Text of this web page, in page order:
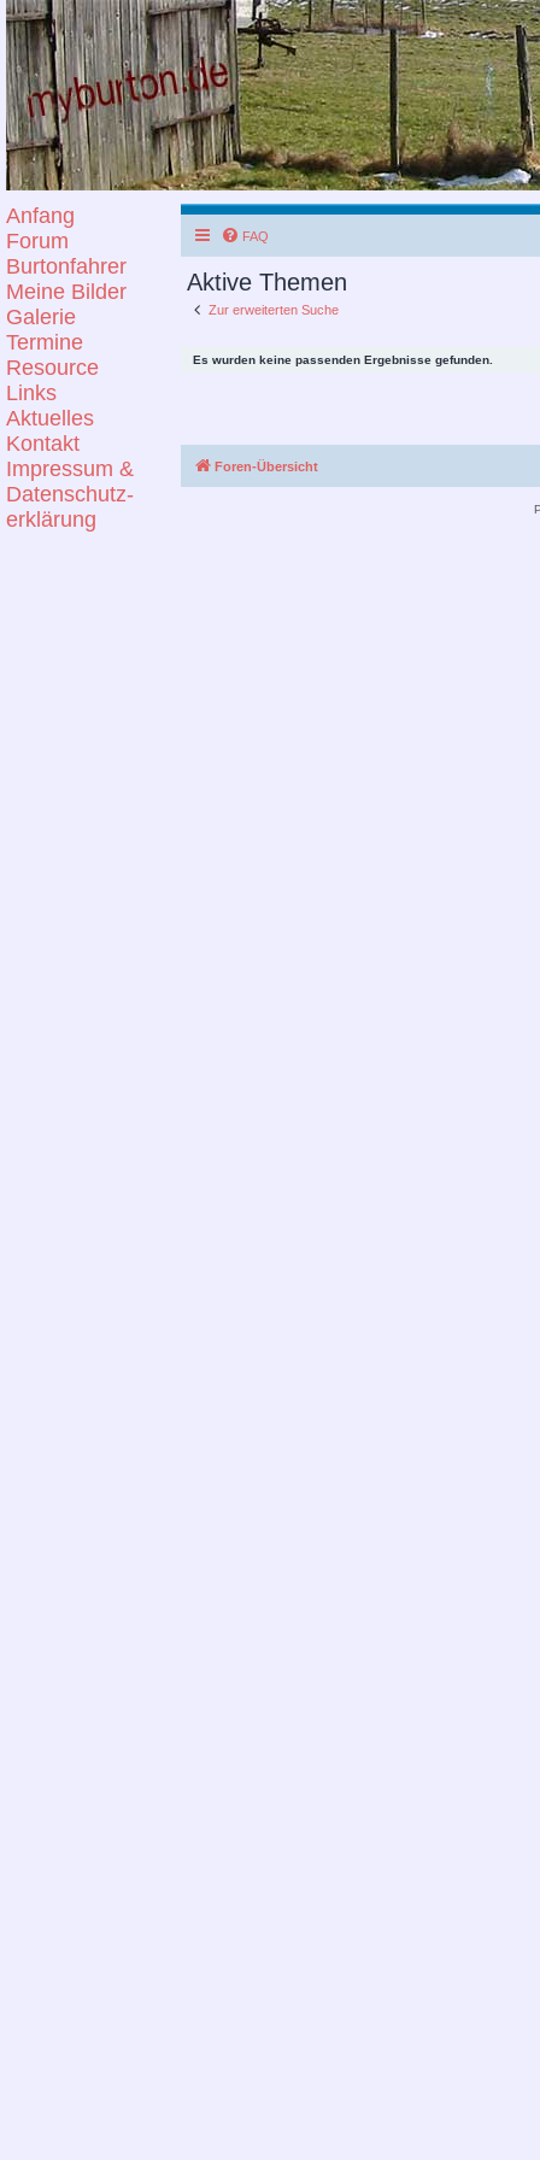
Anfang
Forum
Burtonfahrer
Meine Bilder
Galerie
Termine
Resource
Links
Aktuelles
Kontakt
Impressum &
Datenschutz-
erklärung
FAQ
Aktive Themen
Zur erweiterten Suche
Es wurden keine passenden Ergebnisse gefunden.
Foren-Übersicht